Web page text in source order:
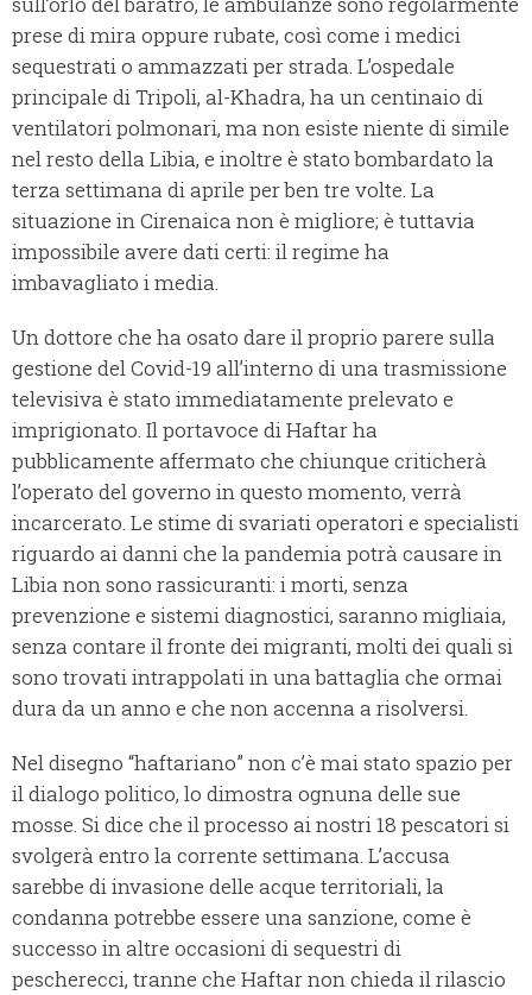
prese di mira oppure rubate, così come i medici
sequestrati o ammazzati per strada. L’ospedale
principale di Tripoli, al-Khadra, ha un centinaio di
ventilatori polmonari, ma non esiste niente di simile
nel resto della Libia, e inoltre è stato bombardato la
terza settimana di aprile per ben tre volte. La
situazione in Cirenaica non è migliore; è tuttavia
impossibile avere dati certi: il regime ha
imbavagliato i media.
Un dottore che ha osato dare il proprio parere sulla
gestione del Covid-19 all’interno di una trasmissione
televisiva è stato immediatamente prelevato e
imprigionato. Il portavoce di Haftar ha
pubblicamente affermato che chiunque criticherà
l’operato del governo in questo momento, verrà
incarcerato. Le stime di svariati operatori e specialisti
riguardo ai danni che la pandemia potrà causare in
Libia non sono rassicuranti: i morti, senza
prevenzione e sistemi diagnostici, saranno migliaia,
senza contare il fronte dei migranti, molti dei quali si
sono trovati intrappolati in una battaglia che ormai
dura da un anno e che non accenna a risolversi.
Nel disegno “haftariano” non c’è mai stato spazio per
il dialogo politico, lo dimostra ognuna delle sue
mosse. Si dice che il processo ai nostri 18 pescatori si
svolgerà entro la corrente settimana. L’accusa
sarebbe di invasione delle acque territoriali, la
condanna potrebbe essere una sanzione, come è
successo in altre occasioni di sequestri di
pescherecci, tranne che Haftar non chieda il rilascio